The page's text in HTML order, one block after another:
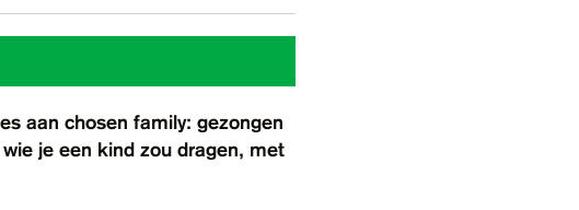
aan chosen family: gezongen
je een kind zou dragen, met